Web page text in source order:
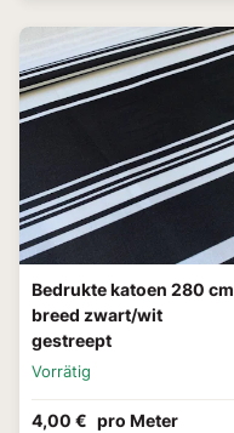
Bedrukte katoen 280 cm
breed zwart/wit
gestreept
Vorrätig
4,00 € pro Meter